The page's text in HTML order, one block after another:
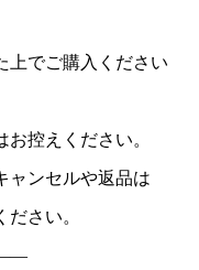
上でご購入ください
控えください。
ャンセルや返品は
さい。